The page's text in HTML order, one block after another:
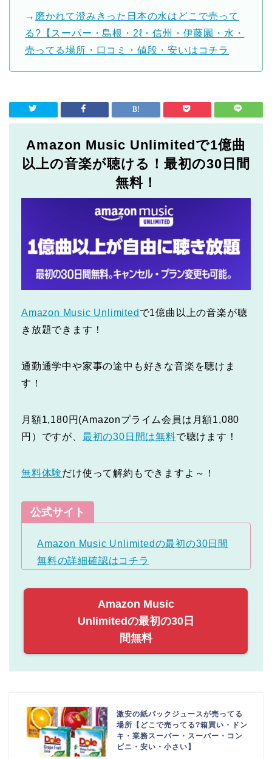
→ 磨かれて澄みきった日本の水はどこで売って
る?【スーパー・島根・2ℓ・信州・伊藤園・水・
売ってる場所・口コミ・値段・安いはコチラ
Amazon Music Unlimitedで1億曲
以上の音楽が聴ける！最初の30日間
無料！
Amazon Music Unlimited で1億曲以上の音楽が聴
き放題できます！
通勤通学中や家事の途中も好きな音楽を聴けま
す！
月額1,180円(Amazonプライム会員は月額1,080
円）ですが、 最初の30日間は無料で聴けます！
無料体験だけ使って解約もできますよ～！
公式サイト
Amazon Music Unlimitedの最初の30日間
無料の詳細確認はコチラ
Amazon Music
Unlimitedの最初の30日
間無料
激安の紙パックジュースが売ってる
場所【どこで売ってる?箱買い・ドン
キ・業務スーパー・スーパー・コン
ビニ・安い・小さい】